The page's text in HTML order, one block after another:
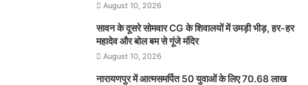
August 10, 2026
सावन के दूसरे सोमवार CG के शिवालयों में उमड़ी भीड़, हर-हर
महादेव और बोल बम से गूंजे मंदिर
August 10, 2026
नारायणपुर में आत्मसमर्पित 50 युवाओं के लिए 70.68 लाख